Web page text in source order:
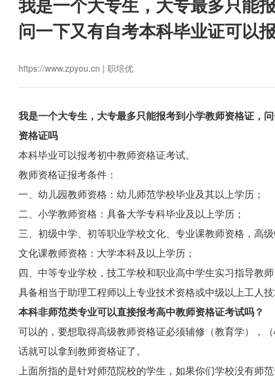
问一下又有自考本科毕业证可以
https://www.zpyou.cn | 职培优
我是一个大专生，大专最多只能报考到小学教师资格证，
资格证吗
本科毕业可以报考初中教师资格证考试。
教师资格证报考条件：
一、幼儿园教师资格：幼儿师范学校毕业及其以上学历；
二、小学教师资格：具备大学专科毕业及以上学历；
三、初级中学、初等职业学校文化、专业课教师资格，高
文化课教师资格：大学本科及以上学历；
四、中等专业学校，技工学校和职业高中学生实习指导教
具备相当于助理工程师以上专业技术资格或中级以上工人
本科非师范类专业可以直接报考高中教师资格证考试吗？
可以的，要想取得高级教师资格证必须辅修（教育学），
话就可以拿到教师资格证了。
上面所指的是针对师范院校的学生，如果你们学校没有师